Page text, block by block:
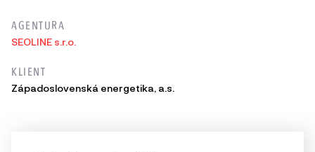
AGENTURA
SEOLINE s.r.o.
KLIENT
Západoslovenská energetika, a.s.